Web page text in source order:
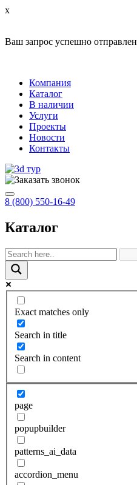
x
Ваш запрос успешно отправлен
Компания
Каталог
В наличии
Услуги
Проекты
Новости
Контакты
8 (800) 550-16-49
Каталог
Exact matches only
Search in title
Search in content
page
popupbuilder
patterns_ai_data
accordion_menu